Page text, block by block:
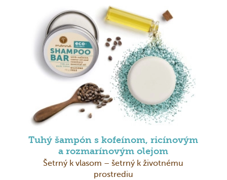
Tuhý šampón s kofeínom, ricínovým
a rozmarínovým olejom
Šetrný k vlasom – šetrný k životnému
prostrediu